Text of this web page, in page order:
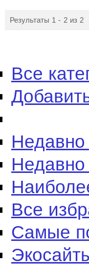
Результаты 1 - 2 из 2
Все
Все
Самые